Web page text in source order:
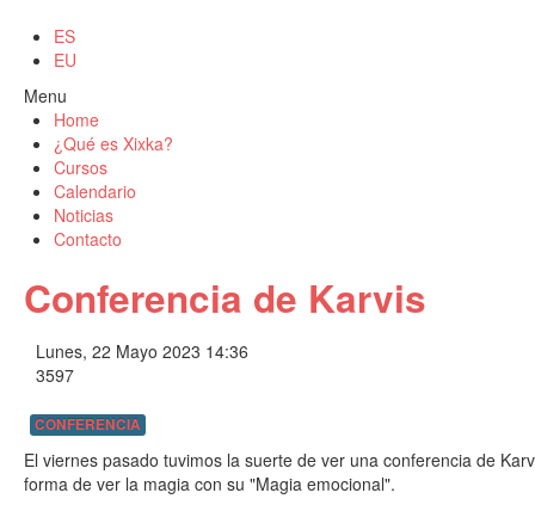
ES
EU
Menu
Home
¿Qué es Xixka?
Cursos
Calendario
Noticias
Contacto
Conferencia de Karvis
Lunes, 22 Mayo 2023 14:36
3597
CONFERENCIA
El viernes pasado tuvimos la suerte de ver una conferencia de
forma de ver la magia con su "Magia emocional".